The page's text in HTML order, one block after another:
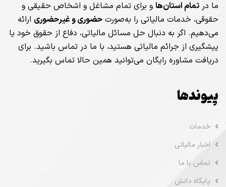
ما در تمام استان‌ها و برای تمام مشاغل و اشخاص حقیقی و
حقوقی، خدمات مالیاتی را به‌صورت حضوری و غیرحضوری ارائه
می‌دهیم. اگر به دنبال حل مسائل مالیاتی، دفاع از حقوق خود یا
پیشگیری از جرائم مالیاتی هستید، با ما در تماس باشید. برای
دریافت مشاوره رایگان می‌توانید همین حالا تماس بگیرید.
پیوندها
خدمات
اخبار مالیاتی
تماس با ما
پایگاه دانش